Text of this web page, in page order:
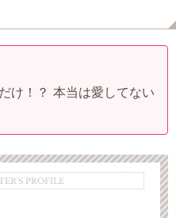
け！？ 本当は愛してない
PROFILE